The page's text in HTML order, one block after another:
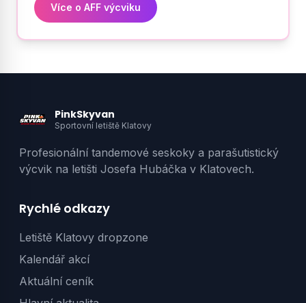
Více o AFF výcviku
PinkSkyvan
Sportovní letiště Klatovy
Profesionální tandemové seskoky a parašutistický
výcvik na letišti Josefa Hubáčka v Klatovech.
Rychlé odkazy
Letiště Klatovy dropzone
Kalendář akcí
Aktuální ceník